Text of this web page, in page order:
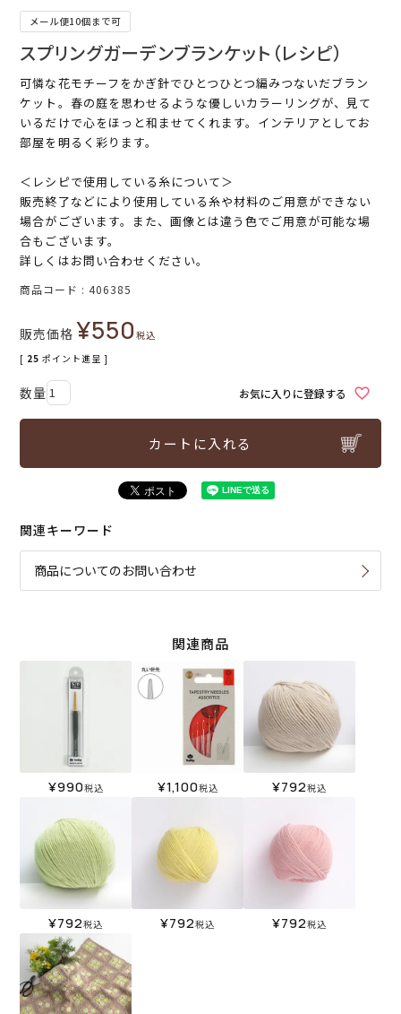
メール便10個まで可
スプリングガーデンブランケット（レシピ）
可憐な花モチーフをかぎ針でひとつひとつ編みつないだブラン
ケット。春の庭を思わせるような優しいカラーリングが、見て
いるだけで心をほっと和ませてくれます。インテリアとしてお
部屋を明るく彩ります。
＜レシピで使用している糸について＞
販売終了などにより使用している糸や材料のご用意ができない
場合がございます。また、画像とは違う色でご用意が可能な場
合もございます。
詳しくはお問い合わせください。
商品コード 406385
販売価格 ¥550税込
[ 25 ポイント進呈 ]
お気に入りに登録する
カートに入れる
関連キーワード
商品についてのお問い合わせ
関連商品
¥990税込 ¥1,100税込 ¥792税込
¥792税込 ¥792税込 ¥792税込